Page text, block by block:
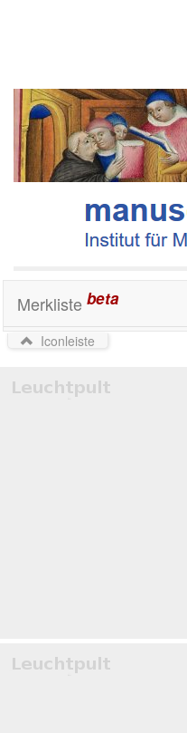
Merkliste beta
Iconleiste